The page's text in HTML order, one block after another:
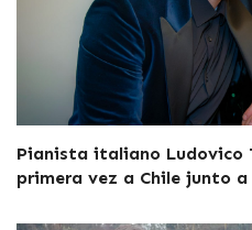
Pianista italiano Ludovico
primera vez a Chile junto a